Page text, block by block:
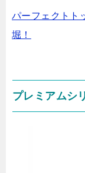
パーフェクトト
堀！
プレミアムシ